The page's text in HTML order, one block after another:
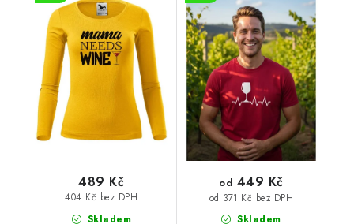
Skladem
404 Kč bez DPH
489 Kč
Skladem
od 371 Kč bez DPH
od 449 Kč